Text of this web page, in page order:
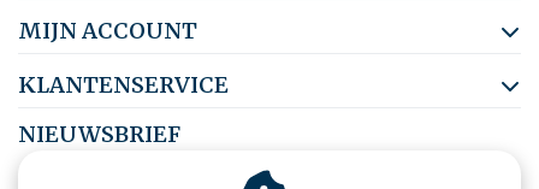
MIJN ACCOUNT
KLANTENSERVICE
NIEUWSBRIEF
Abonneer je op onze nieuwsbrief om op de hoogte te blijven.